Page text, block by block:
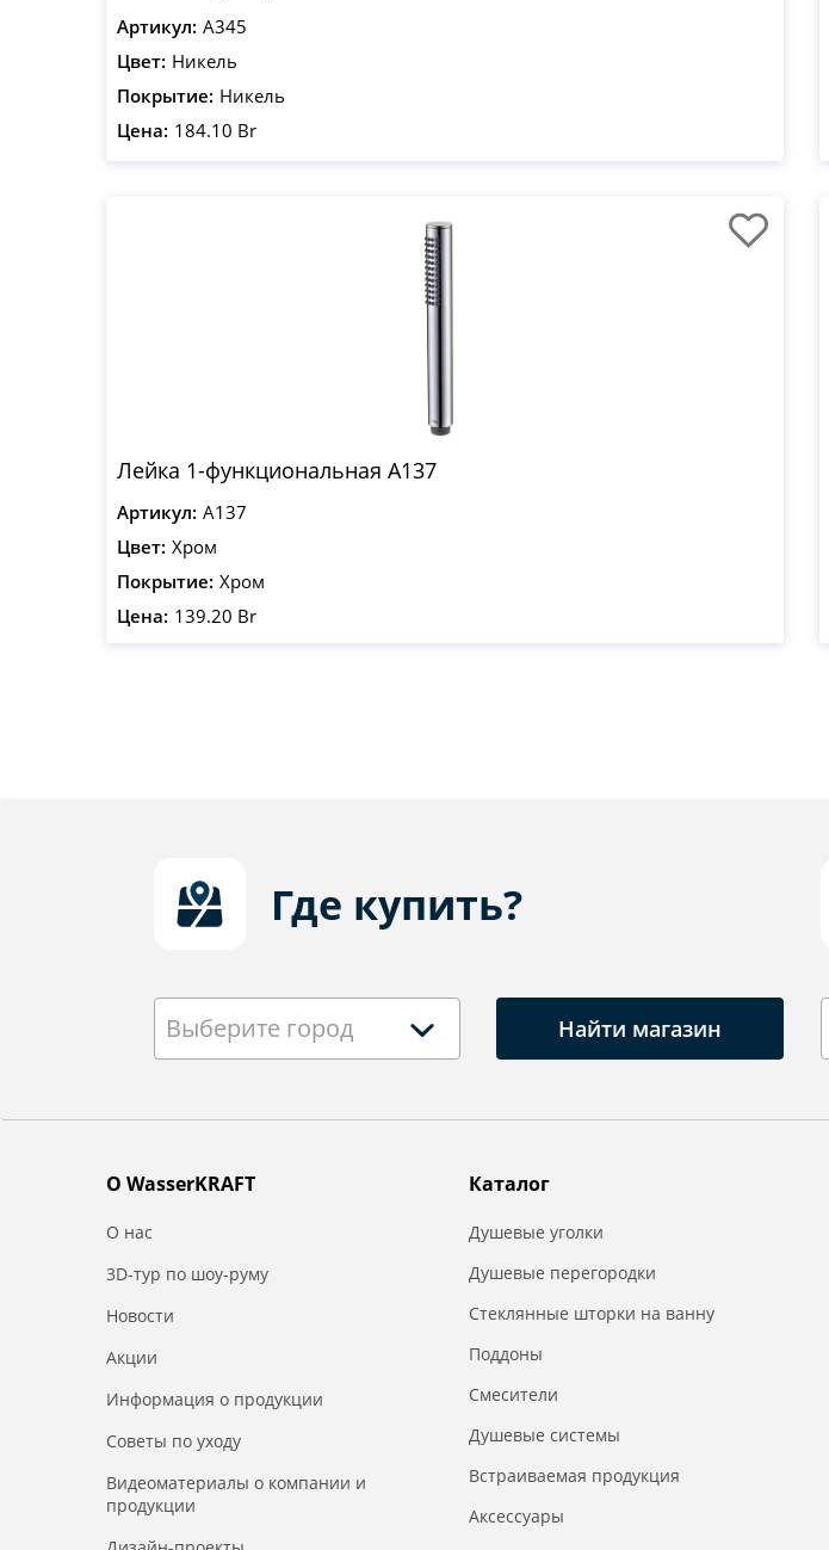
Артикул: A345
Цвет: Никель
Покрытие: Никель
Цена: 184.10 Br
Лейка 1-функциональная A137
Артикул: A137
Цвет: Хром
Покрытие: Хром
Цена: 139.20 Br
Где купить?
Выберите город Найти магазин
О WasserKRAFT
О нас
3D-тур по шоу-руму
Новости
Акции
Информация о продукции
Советы по уходу
Видеоматериалы о компании и
продукции
Каталог
Душевые уголки
Душевые перегородки
Стеклянные шторки на ванну
Поддоны
Смесители
Душевые системы
Встраиваемая продукция
Аксессуары